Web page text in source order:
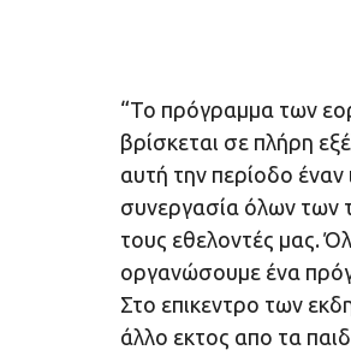
“Το πρόγραμμα των
βρίσκεται σε πλήρη
αυτή την περίοδο έναν
συνεργασία όλων των
τους εθελοντές μας.
οργανώσουμε ένα
Στο επικεντρο των
άλλο εκτος απο τα